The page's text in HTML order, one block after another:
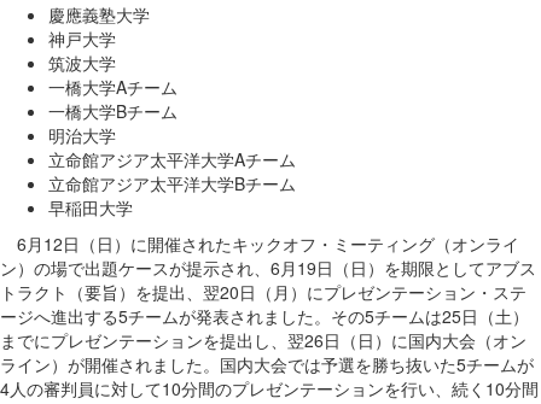
慶應義塾大学
神戸大学
筑波大学
一橋大学Aチーム
一橋大学Bチーム
明治大学
立命館アジア太平洋大学Aチーム
立命館アジア太平洋大学Bチーム
早稲田大学
6月12日（日）に開催されたキックオフ・ミーティング（オンライ
ン）の場で出題ケースが提示され、6月19日（日）を期限としてアブス
トラクト（要旨）を提出、翌20日（月）にプレゼンテーション・ステ
ージへ進出する5チームが発表されました。その5チームは25日（土）
までにプレゼンテーションを提出し、翌26日（日）に国内大会（オン
ライン）が開催されました。国内大会では予選を勝ち抜いた5チームが
4人の審判員に対して10分間のプレゼンテーションを行い、続く10分間